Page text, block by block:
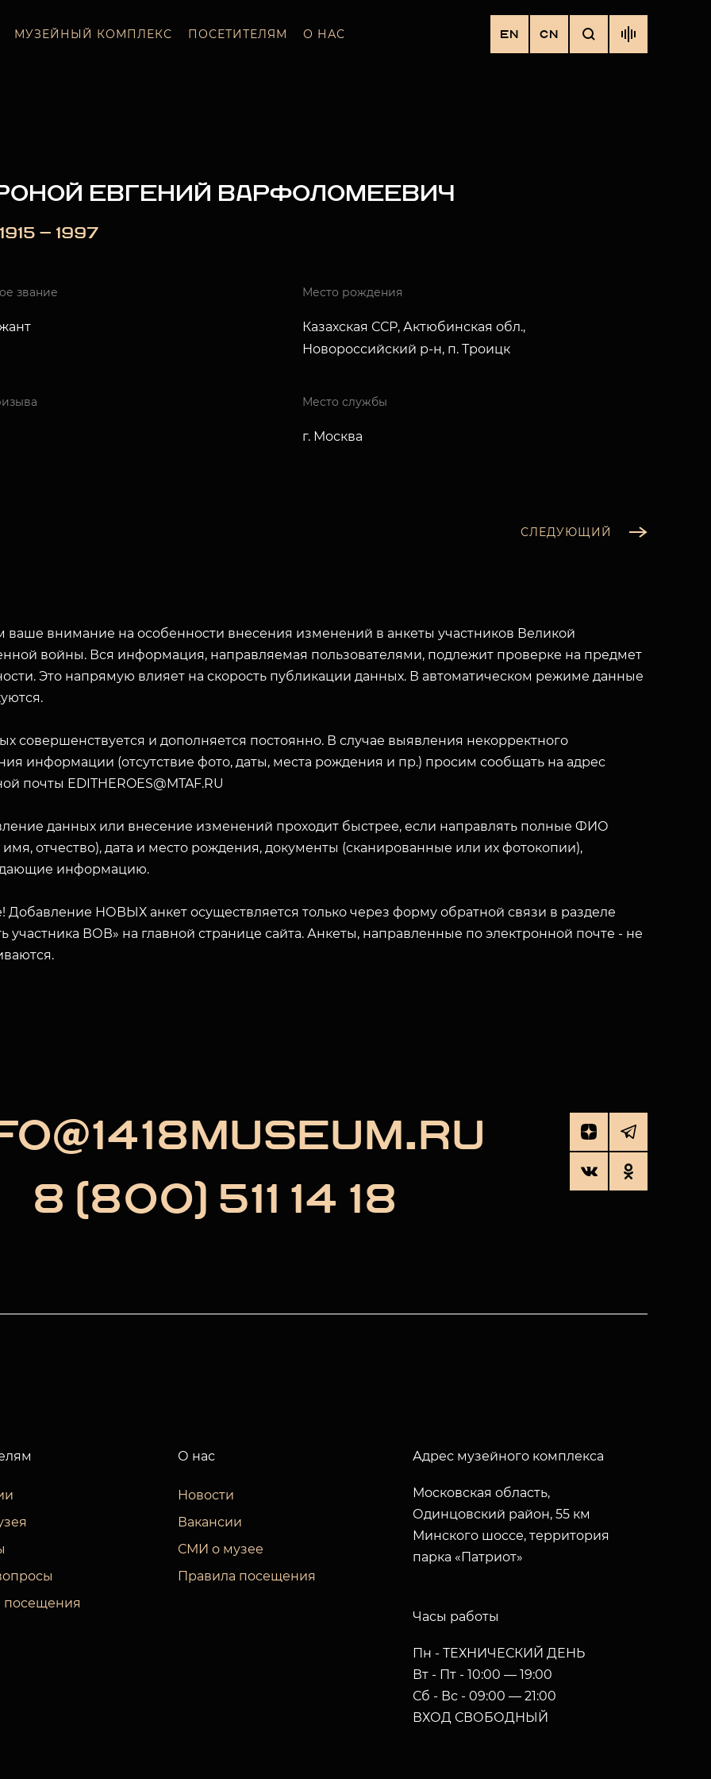
МУЗЕЙНЫЙ КОМПЛЕКС ПОСЕТИТЕЛЯМ О НАС EN CN
ЕВГЕНИЙ ВАРФОЛОМЕЕВИЧ
— 1997
звание Место рождения
Казахская ССР, Актюбинская обл.,
Новороссийский р-н, п. Троицк
Место службы
г. Москва
СЛЕДУЮЩИЙ
внимание на особенности внесения изменений в анкеты участников Великой
войны. Вся информация, направляемая пользователями, подлежит проверке на предмет
Это напрямую влияет на скорость публикации данных. В автоматическом режиме данные
совершенствуется и дополняется постоянно. В случае выявления некорректного
информации (отсутствие фото, даты, места рождения и пр.) просим сообщать на адрес
почты EDITHEROES@MTAF.RU
данных или внесение изменений проходит быстрее, если направлять полные ФИО
отчество), дата и место рождения, документы (сканированные или их фотокопии),
информацию.
Добавление НОВЫХ анкет осуществляется только через форму обратной связи в разделе
участника ВОВ» на главной странице сайта. Анкеты, направленные по электронной почте - не
8 (800) 511 14 18
посещения
О нас
Новости
Вакансии
СМИ о музее
Правила посещения
Адрес музейного комплекса
Московская область,
Одинцовский район, 55 км
Минского шоссе, территория
парка «Патриот»
Часы работы
Пн - ТЕХНИЧЕСКИЙ ДЕНЬ
Вт - Пт - 10:00 — 19:00
Сб - Вс - 09:00 — 21:00
ВХОД СВОБОДНЫЙ